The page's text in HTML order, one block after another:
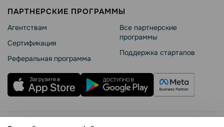
ПАРТНЕРСКИЕ ПРОГРАММЫ
Агентствам
Сертификация
Реферальная программа
Все партнерские
программы
Поддержка стартапов